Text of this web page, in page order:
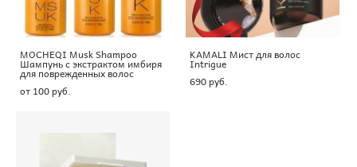
MOCHEQI Musk Shampoo
Шампунь с экстрактом имбиря
для поврежденных волос
от 100 pуб.
KAMALI Мист для волос
Intrigue
690 pуб.